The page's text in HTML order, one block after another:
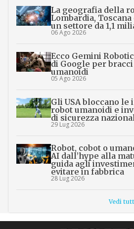
La geografia della
Lombardia,
un settore da 1,1
06 Ago 2026
Ecco Gemini
di Google per
umanoidi
05 Ago 2026
Gli USA bloccano
robot umanoidi e
di sicurezza
29 Lug 2026
Robot, cobot o
AI dall’hype alla
guida agli
evitare in fabbrica
28 Lug 2026
Vedi